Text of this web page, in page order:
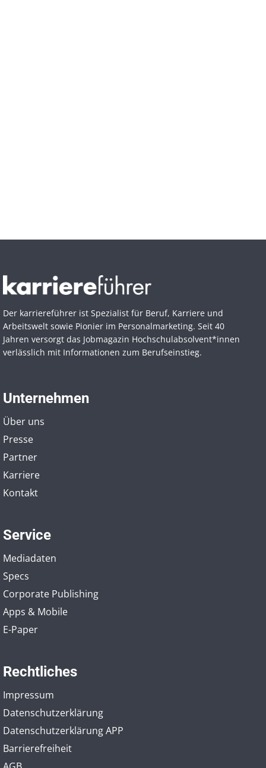
Der karriereführer ist Spezialist für Beruf, Karriere und
Arbeitswelt sowie Pionier im Personal­marketing. Seit 40
Jahren versorgt das Jobmagazin Hochschul­absolvent*innen
verlässlich mit Informationen zum Berufseinstieg.
Unternehmen
Über uns
Presse
Partner
Karriere
Kontakt
Service
Mediadaten
Specs
Corporate Publishing
Apps & Mobile
E-Paper
Rechtliches
Impressum
Datenschutzerklärung
Datenschutzerklärung APP
Barrierefreiheit